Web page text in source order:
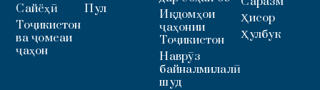
Сайёҳӣ
Тоҷикистон
ва ҷомеаи
ҷаҳон
Пул
Иқдомҳои
ҷаҳонии
Тоҷикистон
Наврӯз
байналмилалӣ
шуд
Ҳисор
Ҳулбук